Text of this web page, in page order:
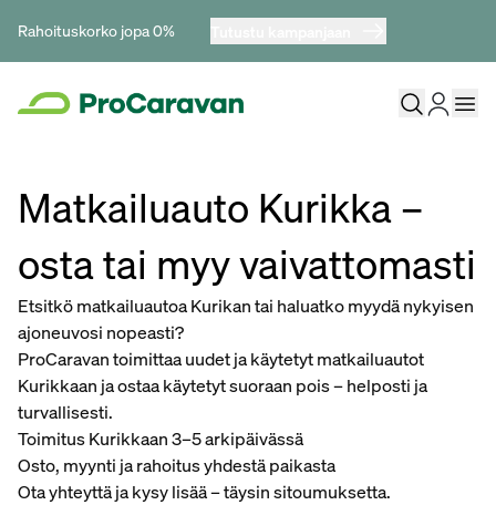
Rahoituskorko jopa 0%
Matkailuauto Kurikka –
osta tai myy vaivattomasti
Etsitkö matkailuautoa Kurikan tai haluatko myydä nykyisen
ajoneuvosi nopeasti?
ProCaravan toimittaa uudet ja käytetyt matkailuautot
Kurikkaan ja ostaa käytetyt suoraan pois – helposti ja
turvallisesti.
Toimitus Kurikkaan 3–5 arkipäivässä
Osto, myynti ja rahoitus yhdestä paikasta
Ota yhteyttä ja kysy lisää – täysin sitoumuksetta.